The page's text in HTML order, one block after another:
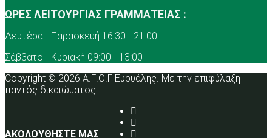
ΩΡΕΣ ΛΕΙΤΟΥΡΓΙΑΣ ΓΡΑΜΜΑΤΕΙΑΣ :
Δευτέρα - Παρασκευή 16:30 - 21:00
Σάββατο - Κυριακή 09:00 - 13:00
Copyright © 2026 Α.Γ.Ο.Γ Ευρυάλης. Με την επιφύλαξη
παντός δικαιώματος.
ΑΚΟΛΟΥΘΗΣΤΕ ΜΑΣ